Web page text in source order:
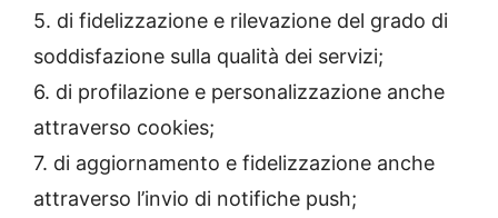
5. di fidelizzazione e rilevazione del grado di
soddisfazione sulla qualità dei servizi;
6. di profilazione e personalizzazione anche
attraverso cookies;
7. di aggiornamento e fidelizzazione anche
attraverso l’invio di notifiche push;